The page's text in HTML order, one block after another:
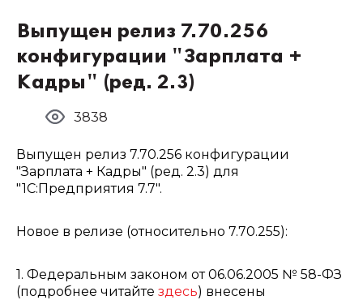
Выпущен релиз 7.70.256
конфигурации "Зарплата +
Кадры" (ред. 2.3)
3838
Выпущен релиз 7.70.256 конфигурации
"Зарплата + Кадры" (ред. 2.3) для
"1С:Предприятия 7.7".
Новое в релизе (относительно 7.70.255):
1. Федеральным законом от 06.06.2005 № 58-ФЗ
(подробнее читайте здесь) внесены